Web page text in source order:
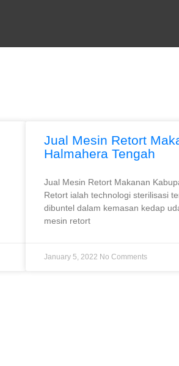
Jual Mesin Retort
Halmahera Tengah
Jual Mesin Retort Makanan
Retort ialah technologi sterilisasi
dibuntel dalam kemasan kedap
mesin retort
January 5, 2022 No Comments